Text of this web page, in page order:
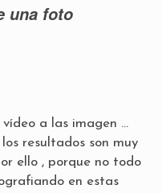
una foto
a las imagen …
resultados son muy
ello , porque no todo
en estas